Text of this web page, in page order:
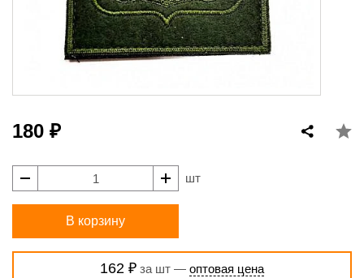
180 ₽
шт
В корзину
162 ₽ за шт — оптовая цена